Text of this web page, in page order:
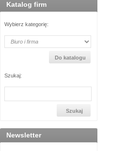
Katalog firm
Wybierz kategorię:
Szukaj:
Newsletter